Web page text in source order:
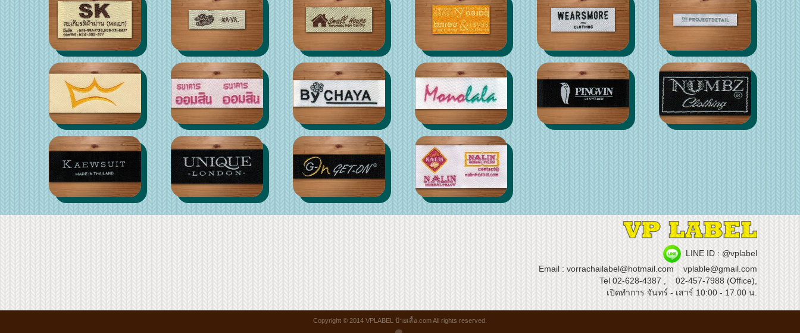
LINE ID : @vplabel
Email : vorrachailabel@hotmail.com vplable@gmail.com
Tel 02-628-4387 , 02-457-7988 (Office),
เปิดทำการ จันทร์ - เสาร์ 10:00 - 17.00 น.
Copyright © 2014 VPLABEL ป้ายเสื้อ.com All rights reserved.